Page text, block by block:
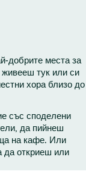
добрите места за
тук или си
хора близо до
със споделени
да пийнеш
на кафе. Или
да откриеш или